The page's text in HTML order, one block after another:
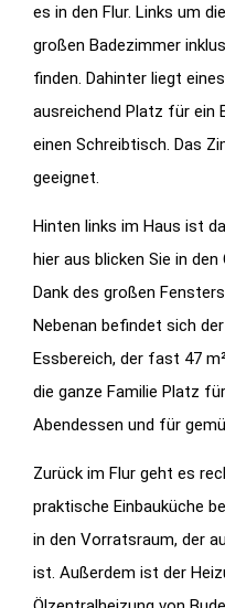
es in den Flur. Links um
großen Badezimmer
finden. Dahinter liegt
ausreichend Platz für ein
einen Schreibtisch. Das
geeignet.
Hinten links im Haus ist
hier aus blicken Sie in
Dank des großen
Nebenan befindet sich
Essbereich, der fast 47
die ganze Familie Platz
Abendessen und für
Zurück im Flur geht es
praktische Einbauküche
in den Vorratsraum, der
ist. Außerdem ist der